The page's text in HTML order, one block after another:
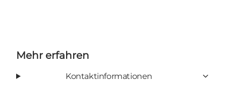
Mehr erfahren
Kontaktinformationen